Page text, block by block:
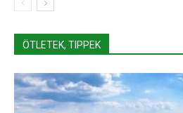
ÖTLETEK, TIPPEK